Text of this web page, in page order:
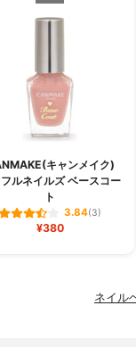
キャンメイク)
ルネイルズ ベースコー
ト
3.84(3)
¥380
ネイル